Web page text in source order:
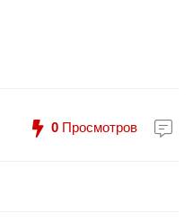
0 Просмотров